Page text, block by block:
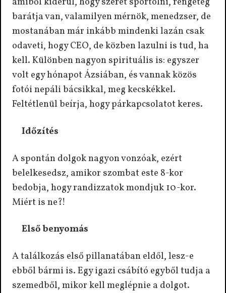
barátja van, valamilyen mérnök, menedzser, de
mostanában már inkább mindenki lazán csak
odaveti, hogy CEO, de közben lazulni is tud, ha
kell. Különben nagyon spirituális is: egyszer
volt egy hónapot Ázsiában, és vannak közös
fotói nepáli bácsikkal, meg kecskékkel.
Feltétlenül beírja, hogy párkapcsolatot keres.
Időzítés
A spontán dolgok nagyon vonzóak, ezért
belelkesedsz, amikor szombat este 8-kor
bedobja, hogy randizzatok mondjuk 10-kor.
Miért is ne?!
Első benyomás
A találkozás első pillanatában eldől, lesz-e
ebből bármi is. Egy igazi csábító egyből tudja a
szemedből, mikor kell meglépnie a dolgot.